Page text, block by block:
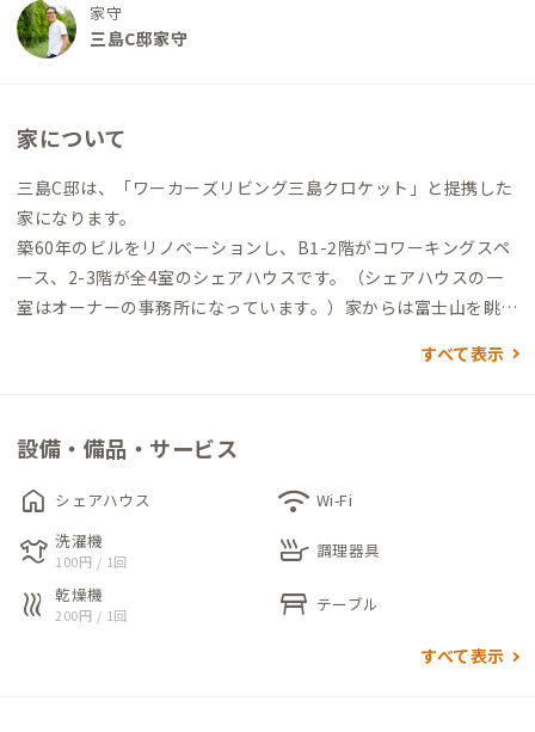
家守
三島C邸家守
家について
三島C邸は、「ワーカーズリビング三島クロケット」と提携した
家になります。
築60年のビルをリノベーションし、B1-2階がコワーキングスペ
ース、2-3階が全4室のシェアハウスです。（シェアハウスの一
室はオーナーの事務所になっています。）家からは富士山を眺め
三嶋大社、源兵衛川といった三島を代表するスポットへも徒歩1
0分以内でアクセス可能です。他にも街にある多くの小さな飲食
店やローカルコミュニティのほとんどが徒歩圏内にあります。
コンビニやスーパーも至近にあり、とても利便性の高いエリアで
ーションを取りながら、家や地域をホームと思ってもらえるよ
すべて表示
設備・備品・サービス
home シェアハウス wifi Wi-Fi
laundry 洗濯機
100円 / 1回 skillet 調理器具
heat 乾燥機
200円 / 1回 table_restaurant テーブル
すべて表示